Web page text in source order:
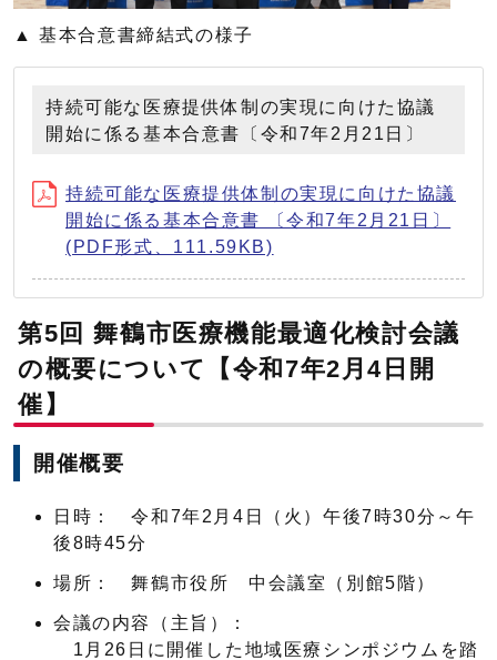
▲ 基本合意書締結式の様子
持続可能な医療提供体制の実現に向けた協議
開始に係る基本合意書〔令和7年2月21日〕
持続可能な医療提供体制の実現に向けた協議
開始に係る基本合意書 〔令和7年2月21日〕
(PDF形式、111.59KB)
第5回 舞鶴市医療機能最適化検討会議
の概要について【令和7年2月4日開
催】
開催概要
日時： 令和7年2月4日（火）午後7時30分～午
後8時45分
場所： 舞鶴市役所 中会議室（別館5階）
会議の内容（主旨）：
1月26日に開催した地域医療シンポジウムを踏